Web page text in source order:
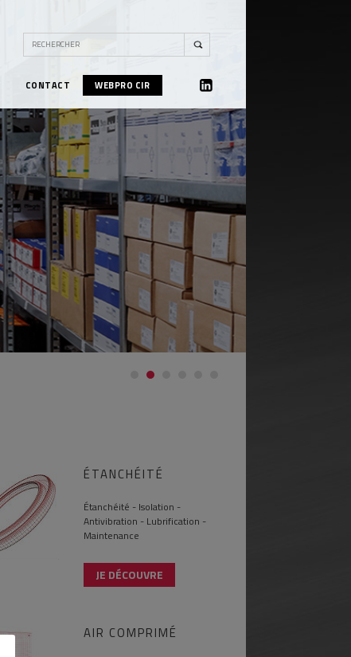
CONTACT
WEBPRO CIR
LINKEDIN
ÉTANCHÉITÉ
Étanchéité - Isolation -
Antivibration - Lubrification -
Maintenance
JE DÉCOUVRE
AIR COMPRIMÉ